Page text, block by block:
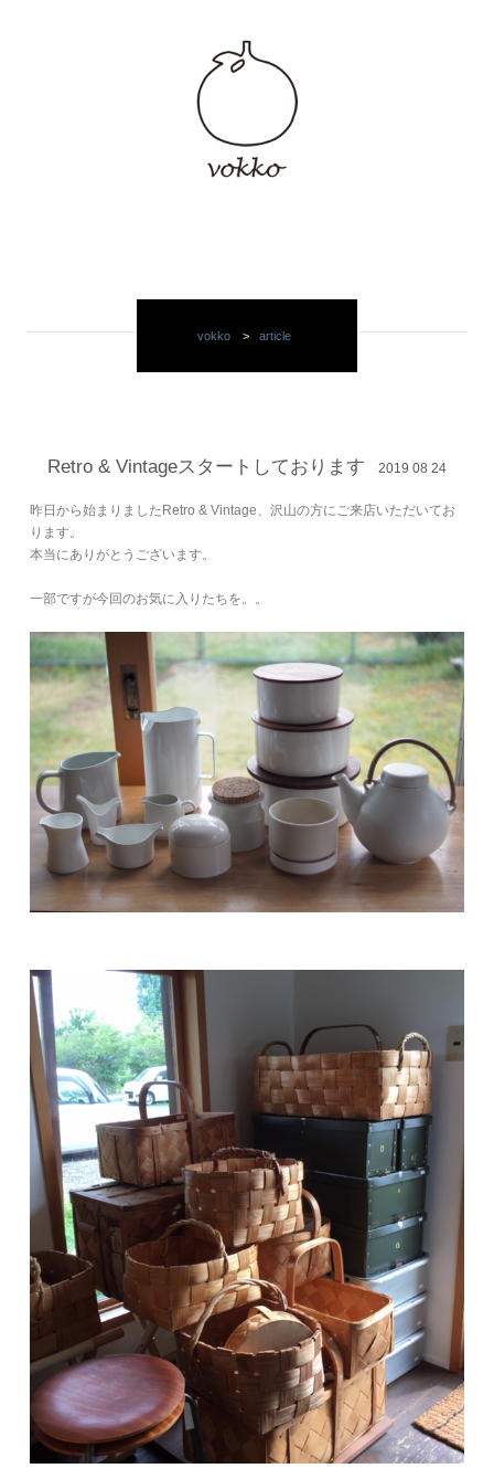
vokko > article
Retro & Vintageスタートしております 2019 08 24
昨日から始まりましたRetro & Vintage、沢山の方にご来店いただいてお
ります。
本当にありがとうございます。
一部ですが今回のお気に入りたちを。。